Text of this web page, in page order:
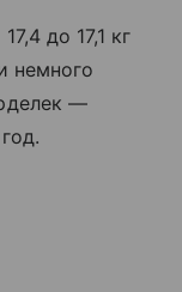
до 17,1 кг
немного
—